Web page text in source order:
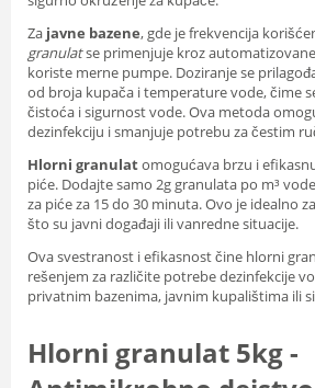
Za javne bazene, gde je frekvencija
granulatse primenjuje kroz
koriste merne pumpe. Doziranje se
od broja kupača i temperature vode, čime
čistoća i sigurnost vode. Ova metoda
dezinfekciju i smanjuje potrebu za čestim
Hlorni granulatomogućava brzu i
piće. Dodajte samo 2g granulata po m³
za piće za 15 do 30 minuta. Ovo je idealno
što su javni događaji ili vanredne situacije.
Ova svestranost i efikasnost čine hlorni
rešenjem za različite potrebe dezinfekcije
privatnim bazenima, javnim kupalištima ili
Hlorni granulat 5kg -